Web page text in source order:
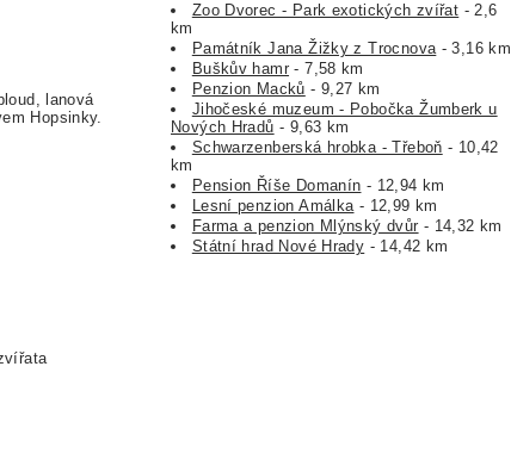
lanová
Hopsinky.
Zoo Dvorec - Park exotických zvířat - 2,6
km
Památník Jana Žižky z Trocnova- 3,16 km
Buškův hamr - 7,58 km
Penzion Macků - 9,27 km
Jihočeské muzeum - Pobočka Žumberk u
Nových Hradů - 9,63 km
Schwarzenberská hrobka - Třeboň - 10,42
km
Pension Říše Domanín - 12,94 km
Lesní penzion Amálka- 12,99 km
Farma a penzion Mlýnský dvůr - 14,32 km
Státní hrad Nové Hrady - 14,42 km